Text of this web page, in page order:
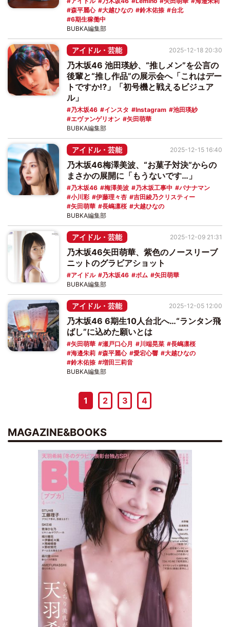
森平麗心
大越ひなの 鈴木佑捺
台北
6期生稼働中
BUBKA編集部
アイドル・芸能
乃木坂46 池田瑛紗、“推しメン”を公言の
後輩と“推し作品”の展示会へ「これはデー
トですか⁉」「初号機と戦えるビジュア
ル」
乃木坂46 インスタ Instagram
池田瑛紗
エヴァンゲリオン
矢田萌華
2025-12-18 20:30
BUBKA編集部
アイドル・芸能
乃木坂46梅澤美波、“お菓子対決”からの
まさかの展開に「もうないです…」
乃木坂46 梅澤美波 乃木坂工事中
バナナマン
小川彩
伊藤理々杏
吉田綾乃クリスティー
矢田萌華
長嶋凛桜 大越ひなの
2025-12-15 16:40
BUBKA編集部
アイドル・芸能
乃木坂46矢田萌華、紫色のノースリーブ
ニットのグラビアショット
アイドル 乃木坂46 ボム 矢田萌華
2025-12-09 21:31
BUBKA編集部
アイドル・芸能
乃木坂46 6期生10人台北へ…“ランタン飛
ばし”に込めた願いとは
矢田萌華 瀬戸口心月 川端晃菜
長嶋凛桜
海邉朱莉
森平麗心 愛宕心響
大越ひなの
鈴木佑捺
増田三莉音
2025-12-05 12:00
BUBKA編集部
1 2 3 4
MAGAZINE&BOOKS